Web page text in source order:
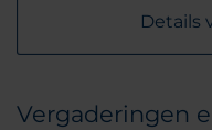
Details
Vergaderingen